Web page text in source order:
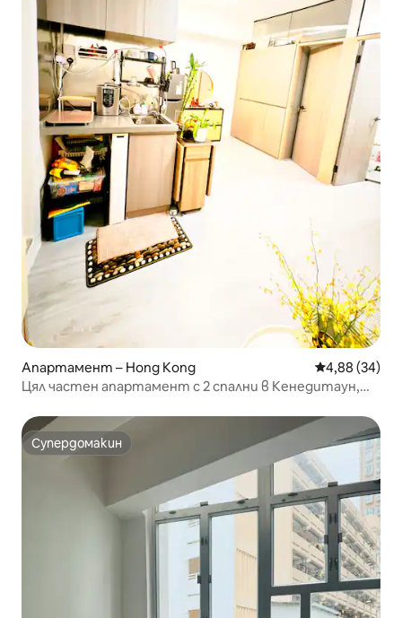
Апартамент – Hong Kong Средна
4,88 (34)
Цял частен апартамент с 2 спални в Кенедитаун,
Супердомакин
Супердомакин